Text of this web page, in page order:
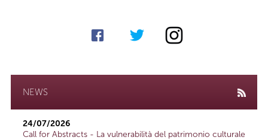
NEWS
24/07/2026
Call for Abstracts - La vulnerabilità del patrimonio culturale